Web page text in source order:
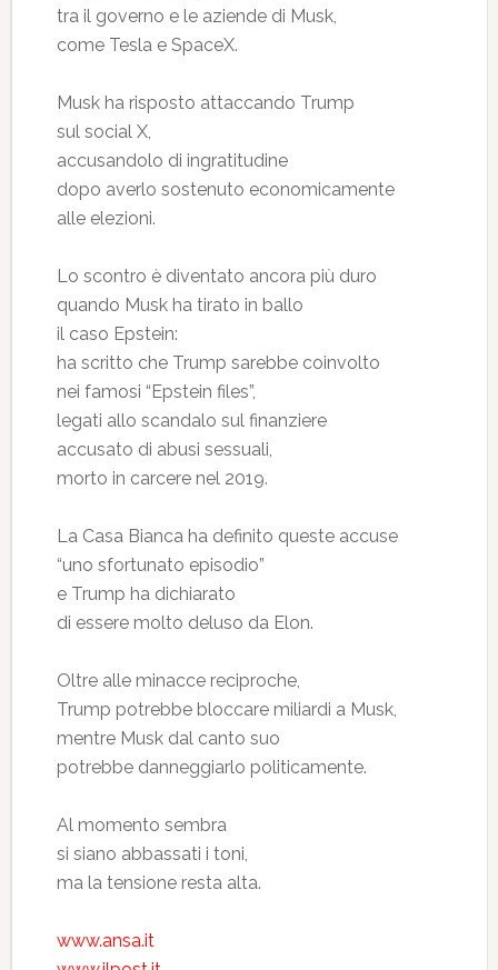
tra il governo e le aziende di Musk,
come Tesla e SpaceX.
Musk ha risposto attaccando Trump
sul social X,
accusandolo di ingratitudine
dopo averlo sostenuto economicamente
alle elezioni.
Lo scontro è diventato ancora più duro
quando Musk ha tirato in ballo
il caso Epstein:
ha scritto che Trump sarebbe coinvolto
nei famosi “Epstein files”,
legati allo scandalo sul finanziere
accusato di abusi sessuali,
morto in carcere nel 2019.
La Casa Bianca ha definito queste accuse
“uno sfortunato episodio”
e Trump ha dichiarato
di essere molto deluso da Elon.
Oltre alle minacce reciproche,
Trump potrebbe bloccare miliardi a Musk,
mentre Musk dal canto suo
potrebbe danneggiarlo politicamente.
Al momento sembra
si siano abbassati i toni,
ma la tensione resta alta.
www.ansa.it